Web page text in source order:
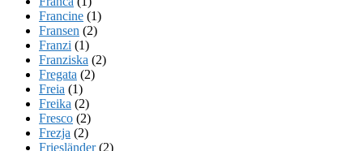
Francine (1)
Fransen (2)
Franzi (1)
Franziska (2)
Fregata (2)
Freia (1)
Freika (2)
Fresco (2)
Frezja (2)
Friesländer(2)